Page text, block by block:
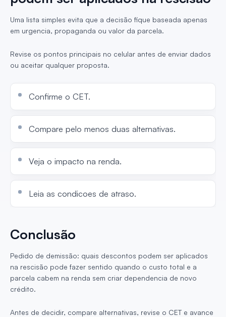
Uma lista simples evita que a decisão fique baseada apenas
em urgencia, propaganda ou valor da parcela.
Revise os pontos principais no celular antes de enviar dados
ou aceitar qualquer proposta.
Confirme o CET.
Compare pelo menos duas alternativas.
Veja o impacto na renda.
Leia as condicoes de atraso.
Conclusão
Pedido de demissão: quais descontos podem ser aplicados
na rescisão pode fazer sentido quando o custo total e a
parcela cabem na renda sem criar dependencia de novo
crédito.
Antes de decidir, compare alternativas, revise o CET e avance